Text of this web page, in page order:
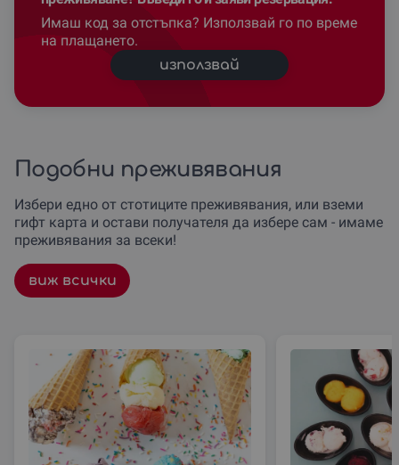
Имаш код за отстъпка? Използвай го по време
на плащането.
използвай
Подобни преживявания
Избери едно от стотиците преживявания, или вземи
гифт карта и остави получателя да избере сам - имаме
преживявания за всеки!
виж всички